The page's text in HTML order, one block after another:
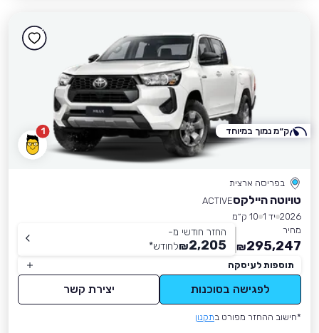
1
בפריסה ארצית
טויוטה היילקסACTIVE
2026 יד 1
10 ק״מ
מחיר
295,247
₪
החזר חודשי מ-
2,205
₪לחודש*
תוספות לעיסקה
לפגישה בסוכנות יצירת קשר
*חישוב ההחזר מפורט בתקנון
ק״מ נמוך במיוחד